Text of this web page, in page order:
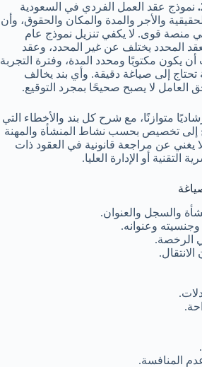
نموذج عقد العمل الفردي في السعودية
والأجر والمدة والمكان والحقوق، وأن
منصة قوى. لا يكفي تنزيل نموذج عام
المحدد يختلف عن غير المحدد، وعقد
يكون مكتوبًا ومحدد المدة، وفترة التجربة
إلى صياغة دقيقة. وأي بند يخالف
العامل لا يصبح صحيحًا بمجرد التوقيع.
متوازنًا، مع شرح كل بند والأخطاء التي
إلى تخصيص بحسب نشاط المنشأة والمهنة
يغني عن مراجعة قانونية في العقود ذات
التقنية أو الإدارة العليا.
والسجل والعنوان.
وعنوانه.
الرخصة.
المنافسة.